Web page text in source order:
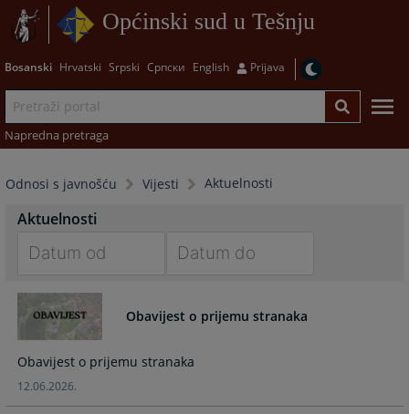
Općinski sud u Tešnju
Bosanski Hrvatski Srpski Српски English Prijava
Napredna pretraga
Odnosi s javnošću Vijesti Aktuelnosti
Aktuelnosti
forward
interact
with
the
calendar
to
with
calendar
Obavijest o prijemu stranaka
Obavijest o prijemu stranaka
12.06.2026.